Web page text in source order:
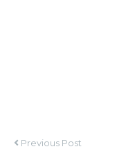
Previous Post